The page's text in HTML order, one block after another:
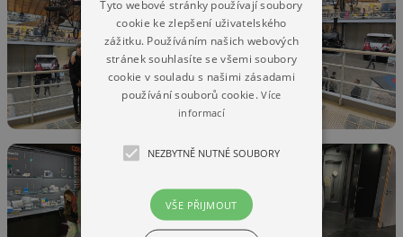
Tyto webové stránky používají soubory
cookie ke zlepšení uživatelského
zážitku. Používáním našich webových
stránek souhlasíte se všemi soubory
cookie v souladu s našimi zásadami
používání souborů cookie.Více
informací
NEZBYTNĚ NUTNÉ SOUBORY
VŠE PŘIJMOUT